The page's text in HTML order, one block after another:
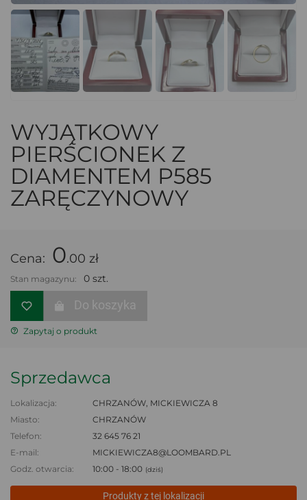
WYJĄTKOWY
PIERŚCIONEK Z
DIAMENTEM P585
ZARĘCZYNOWY
Cena: 0.00 zł
Stan magazynu: 0 szt.
Do koszyka
Zapytaj o produkt
Sprzedawca
Lokalizacja:
CHRZANÓW, MICKIEWICZA 8
Miasto:
CHRZANÓW
Telefon:
32 645 76 21
E-mail:
MICKIEWICZA8@LOOMBARD.PL
Godz. otwarcia:
10:00 - 18:00 (dziś)
Produkty z tej lokalizacji